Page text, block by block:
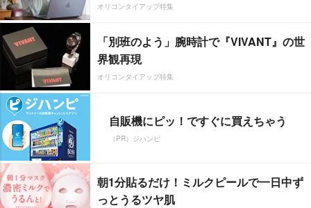
オリコンタイアップ特集
「別班のよう」腕時計で『VIVANT』の世
界観再現
オリコンタイアップ特集
自販機にピッ！ですぐに買えちゃう
（PR）ジハンピ
朝1分貼るだけ！ミルクピールで一日中ず
っとうるツヤ肌